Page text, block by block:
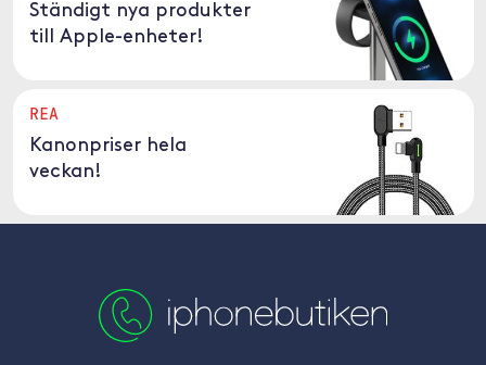
Ständigt nya produkter
till Apple-enheter!
REA
Kanonpriser hela
veckan!